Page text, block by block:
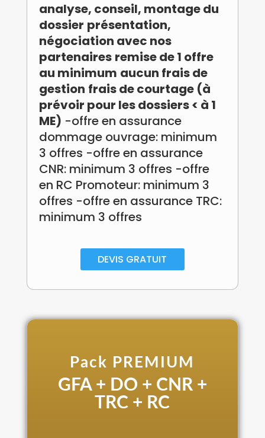
analyse, conseil, montage du
dossier présentation,
négociation avec nos
partenaires remise de 1 offre
au minimum aucun frais de
gestion frais de courtage (à
prévoir pour les dossiers < à 1
ME) -offre en assurance
dommage ouvrage: minimum
3 offres -offre en assurance
CNR: minimum 3 offres -offre
en RC Promoteur: minimum 3
offres -offre en assurance TRC:
minimum 3 offres
DEVIS GRATUIT
Pack PREMIUM
GFA + DO + CNR +
TRC + RC